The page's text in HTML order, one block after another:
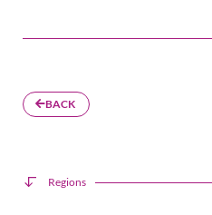
BACK
Regions